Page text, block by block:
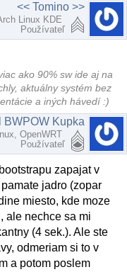
<< Tomino >>
Linux KDE
Používateľ
ako 90% sw ide aj na
aktuálny systém bez
a iných hávedí :)
Re: Debian a horuca novinka..
BWPOW Kupka
OpenWRT
Používateľ
zapajat v
jadro (zopar
miesto, kde moze
ale nechce sa mi
(4 sek.). Ale ste
odmeriam si to v
a potom poslem